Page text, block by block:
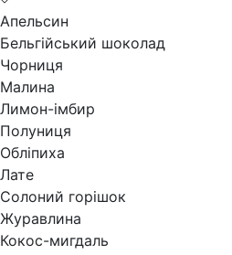
Апельсин
Бельгійський шоколад
Чорниця
Малина
Лимон-імбир
Полуниця
Обліпиха
Лате
Солоний горішок
Журавлина
Кокос-мигдаль